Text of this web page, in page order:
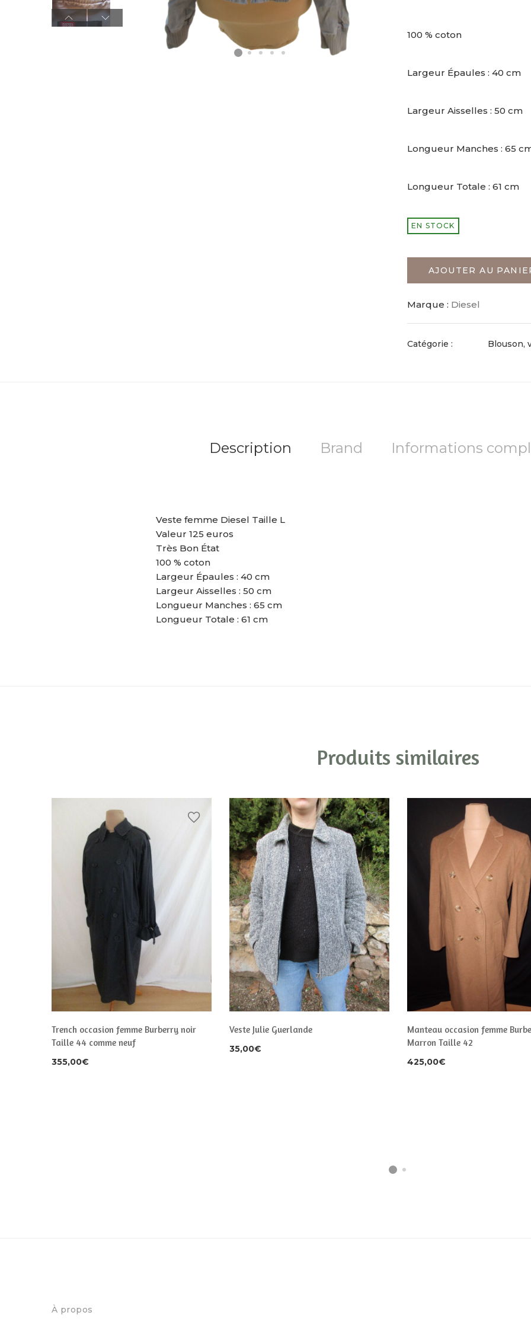
100 % coton
Largeur Épaules : 40 cm
Largeur Aisselles : 50 cm
Longueur Manches : 65
Longueur Totale : 61 cm
EN STOCK
AJOUTER AU
Marque : Diesel
Catégorie : Blouson,
Description Brand Informations
Veste femme Diesel Taille L
Valeur 125 euros
Très Bon État
100 % coton
Largeur Épaules : 40 cm
Largeur Aisselles : 50 cm
Longueur Manches : 65 cm
Longueur Totale : 61 cm
Produits similaires
Trench occasion femme Burberry noir
Taille 44 comme neuf
355,00€
Veste Julie Guerlande
35,00€
Manteau occasion femme
Marron Taille 42
425,00€
À propos